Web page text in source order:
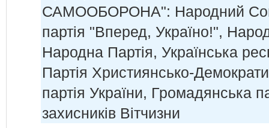
САМООБОРОНА": Народний
партія "Вперед, Україно!",
Народна Партія, Українська
Партія Християнсько-
партія України, Громадянська
захисників Вітчизни